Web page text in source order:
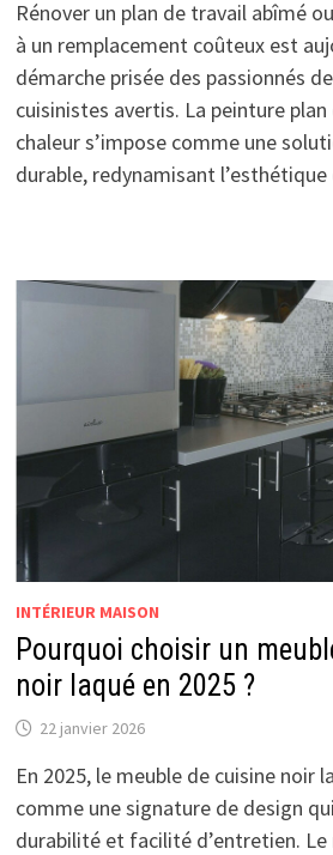
Rénover un plan de travail abîmé
à un remplacement coûteux est
démarche prisée des passionnés
cuisinistes avertis. La peinture
chaleur s’impose comme une
durable, redynamisant
INTÉRIEUR MAISON
Pourquoi choisir un
noir laqué en 2025 ?
22 janvier 2026
En 2025, le meuble de cuisine noir
comme une signature de design
durabilité et facilité d’entretien. Le